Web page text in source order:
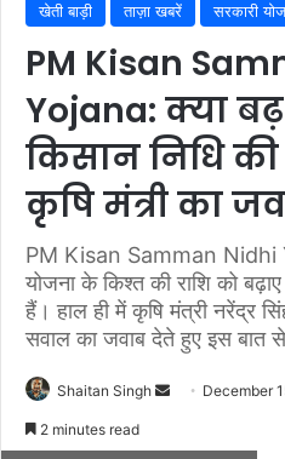
खेती बाड़ी ताज़ा खबरें सरकारी
PM Kisan
Yojana: क्या
किसान निधि
कृषि मंत्री का
PM Kisan Samman Nidhi
योजना के किश्त की राशि को
हैं। हाल ही में कृषि मंत्री नरेंद्र
सवाल का जवाब देते हुए इस बात से
Shaitan Singh
Send
email
December
2 minutes read